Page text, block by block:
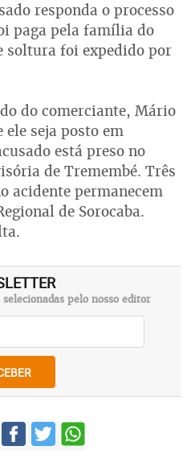
responda o processo
paga pela família do
soltura foi expedido por
do comerciante, Mário
ele seja posto em
está preso no
de Tremembé. Três
acidente permanecem
de Sorocaba.
pelo nosso editor